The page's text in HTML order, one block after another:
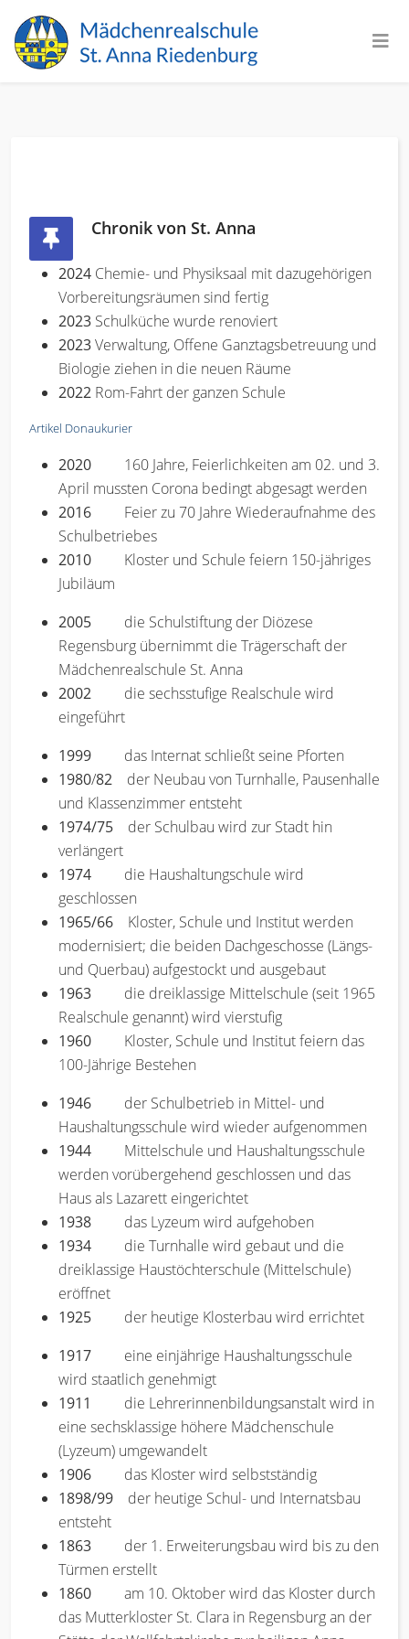
Chronik von St. Anna
2024 Chemie- und Physiksaal mit dazugehörigen
Vorbereitungsräumen sind fertig
2023 Schulküche wurde renoviert
2023Verwaltung, Offene Ganztagsbetreuung und
Biologie ziehen in die neuen Räume
2022 Rom-Fahrt der ganzen Schule
Artikel Donaukurier
2020
160 Jahre, Feierlichkeiten am 02. und 3.
April mussten Corona bedingt abgesagt werden
2016 Feier zu 70 Jahre Wiederaufnahme des
Schulbetriebes
2010 Kloster und Schule feiern 150-jähriges
Jubiläum
2005 die Schulstiftung der Diözese
Regensburg übernimmt die Trägerschaft der
Mädchenrealschule St. Anna
2002 die sechsstufige Realschule wird
eingeführt
1999 das Internat schließt seine Pforten
1980/82 der Neubau von Turnhalle, Pausenhalle
und Klassenzimmer entsteht
1974/75 der Schulbau wird zur Stadt hin
verlängert
1974 die Haushaltungschule wird
geschlossen
1965/66 Kloster, Schule und Institut werden
modernisiert; die beiden Dachgeschosse (Längs-
und Querbau) aufgestockt und ausgebaut
1963 die dreiklassige Mittelschule (seit 1965
Realschule genannt) wird vierstufig
1960 Kloster, Schule und Institut feiern das
100-Jährige Bestehen
1946 der Schulbetrieb in Mittel- und
Haushaltungsschule wird wieder aufgenommen
1944 Mittelschule und Haushaltungsschule
werden vorübergehend geschlossen und das
Haus als Lazarett eingerichtet
1938 das Lyzeum wird aufgehoben
1934 die Turnhalle wird gebaut und die
dreiklassige Haustöchterschule (Mittelschule)
eröffnet
1925 der heutige Klosterbau wird errichtet
1917 eine einjährige Haushaltungsschule
wird staatlich genehmigt
1911 die Lehrerinnenbildungsanstalt wird in
eine sechsklassige höhere Mädchenschule
(Lyzeum) umgewandelt
1906 das Kloster wird selbstständig
1898/99 der heutige Schul- und Internatsbau
entsteht
1863 der 1. Erweiterungsbau wird bis zu den
Türmen erstellt
1860
am 10. Oktober wird das Kloster durch
das Mutterkloster St. Clara in Regensburg an der